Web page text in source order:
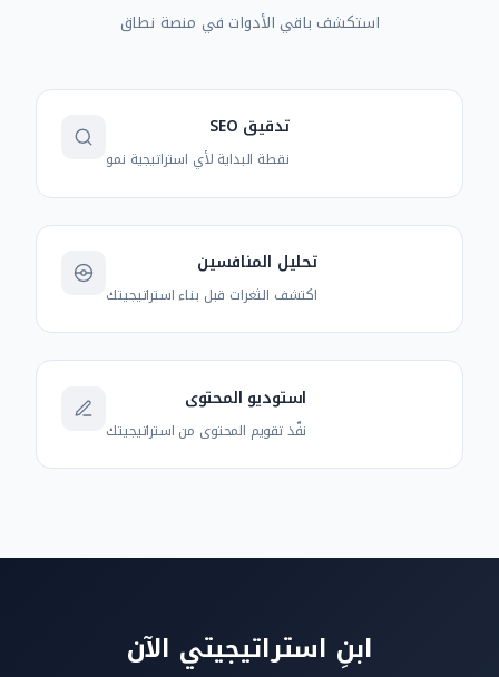
استكشف باقي الأدوات في منصة نطاق
تدقيق SEO
نقطة البداية لأي استراتيجية نمو
تحليل المنافسين
اكتشف الثغرات قبل بناء استراتيجيتك
استوديو المحتوى
نفّذ تقويم المحتوى من استراتيجيتك
ابنِ استراتيجيتي الآن